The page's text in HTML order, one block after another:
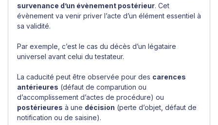
survenance d’un évènement postérieur. Cet
évènement va venir priver l’acte d’un élément essentiel à
sa validité.
Par exemple, c’est le cas du décès d’un légataire
universel avant celui du testateur.
La caducité peut être observée pour des carences
antérieures (défaut de comparution ou
d’accomplissement d’actes de procédure) ou
postérieures à une décision (perte d’objet, défaut de
notification ou de saisine).